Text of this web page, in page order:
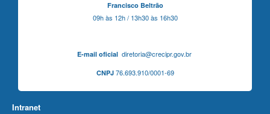
Francisco Beltrão
09h às 12h / 13h30 às 16h30
E-mail oficialdiretoria@crecipr.gov.br
CNPJ76.693.910/0001-69
Intranet